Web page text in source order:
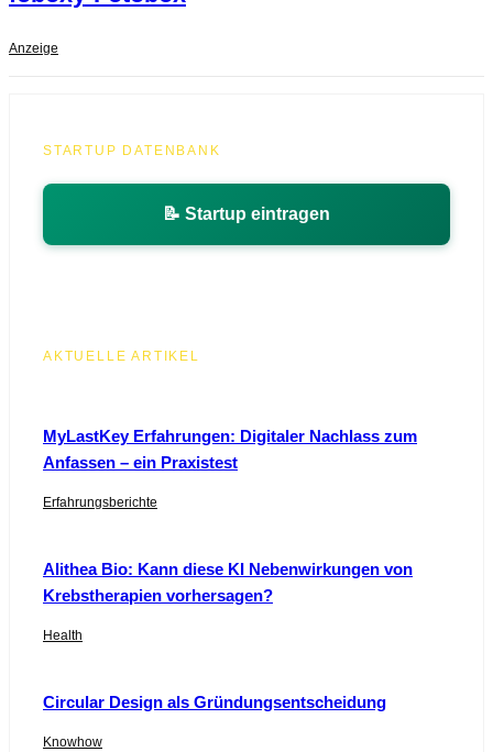
Anzeige
STARTUP DATENBANK
📝 Startup eintragen
AKTUELLE ARTIKEL
MyLastKey Erfahrungen: Digitaler Nachlass zum
Anfassen – ein Praxistest
Erfahrungsberichte
Alithea Bio: Kann diese KI Nebenwirkungen von
Krebstherapien vorhersagen?
Health
Circular Design als Gründungsentscheidung
Knowhow